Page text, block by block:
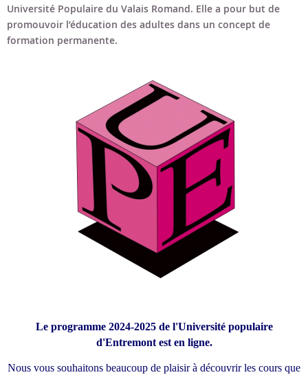
Programme en PDF
Université Populaire du Valais Romand. Elle a pour but de
promouvoir l’éducation des adultes dans un concept de
formation permanente.
Le programme 2024-2025 de l'Université populaire
d'Entremont est en ligne.
Nous vous souhaitons beaucoup de plaisir à découvrir les cours que